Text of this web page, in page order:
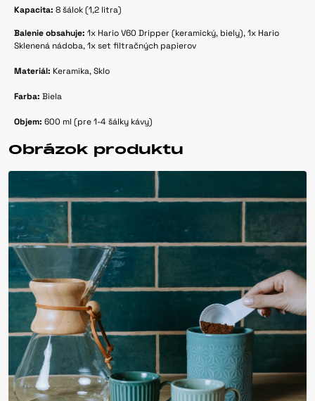
Kapacita: 8 šálok (1,2 litra)
Balenie obsahuje: 1x Hario V60 Dripper (keramický, biely), 1x Hario
Sklenená nádoba, 1x set filtračných papierov
Materiál: Keramika, Sklo
Farba: Biela
Objem: 600 ml (pre 1-4 šálky kávy)
Obrázok produktu